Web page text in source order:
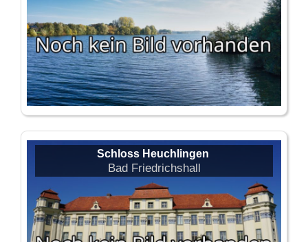
Schloss Heuchlingen
Bad Friedrichshall